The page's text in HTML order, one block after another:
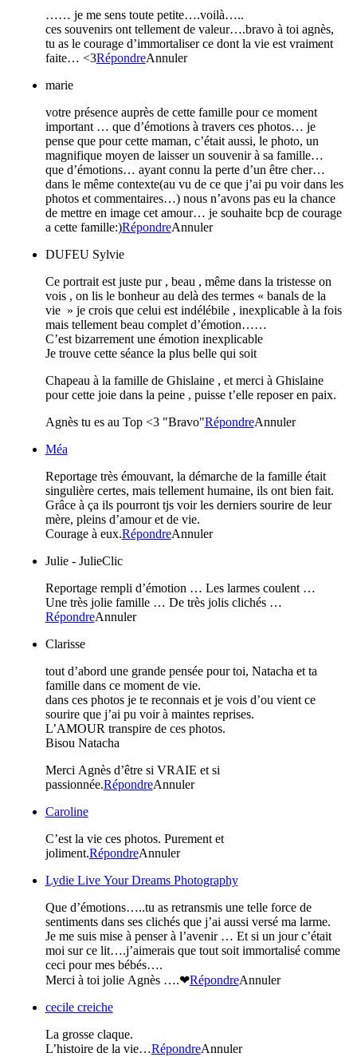
…… je me sens toute petite….voilà…..
ces souvenirs ont tellement de valeur….bravo à toi agnès,
tu as le courage d’immortaliser ce dont la vie est vraiment
faite… <3RépondreAnnuler
marie
votre présence auprès de cette famille pour ce moment
important … que d’émotions à travers ces photos… je
pense que pour cette maman, c’était aussi, le photo, un
magnifique moyen de laisser un souvenir à sa famille…
que d’émotions… ayant connu la perte d’un être cher…
dans le même contexte(au vu de ce que j’ai pu voir dans les
photos et commentaires…) nous n’avons pas eu la chance
de mettre en image cet amour… je souhaite bcp de courage
a cette famille:)RépondreAnnuler
DUFEU Sylvie
Ce portrait est juste pur , beau , même dans la tristesse on
vois , on lis le bonheur au delà des termes « banals de la
vie » je crois que celui est indélébile , inexplicable à la fois
mais tellement beau complet d’émotion……
C’est bizarrement une émotion inexplicable
Je trouve cette séance la plus belle qui soit
Chapeau à la famille de Ghislaine , et merci à Ghislaine
pour cette joie dans la peine , puisse t’elle reposer en paix.
Agnès tu es au Top <3 "Bravo"RépondreAnnuler
Méa
Reportage très émouvant, la démarche de la famille était
singulière certes, mais tellement humaine, ils ont bien fait.
Grâce à ça ils pourront tjs voir les derniers sourire de leur
mère, pleins d’amour et de vie.
Courage à eux.RépondreAnnuler
Julie - JulieClic
Reportage rempli d’émotion … Les larmes coulent …
Une très jolie famille … De très jolis clichés …
RépondreAnnuler
Clarisse
tout d’abord une grande pensée pour toi, Natacha et ta
famille dans ce moment de vie.
dans ces photos je te reconnais et je vois d’ou vient ce
sourire que j’ai pu voir à maintes reprises.
L’AMOUR transpire de ces photos.
Bisou Natacha
Merci Agnès d’être si VRAIE et si
passionnée.RépondreAnnuler
Caroline
C’est la vie ces photos. Purement et
joliment.RépondreAnnuler
Lydie Live Your Dreams Photography
Que d’émotions…..tu as retransmis une telle force de
sentiments dans ses clichés que j’ai aussi versé ma larme.
Je me suis mise à penser à l’avenir … Et si un jour c’était
moi sur ce lit….j’aimerais que tout soit immortalisé comme
ceci pour mes bébés….
Merci à toi jolie Agnès ….❤RépondreAnnuler
cecile creiche
La grosse claque.
L’histoire de la vie…RépondreAnnuler